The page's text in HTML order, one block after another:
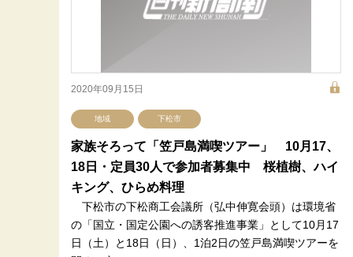
2020年09月15日
地域 下松市
家族そろって「笠戸島満喫ツアー」 10月17、
18日・定員30人で参加者募集中 桜植樹、ハイ
キング、ひらめ料理
下松市の下松商工会議所（弘中伸寛会頭）は環境省
の「国立・国定公園への誘客推進事業」として10月17
日（土）と18日（日）、1泊2日の笠戸島満喫ツアーを